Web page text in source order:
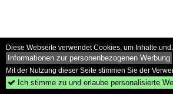
Diese Webseite verwendet Cookies, um Inhalte
Informationen zur personenbezogenen Werbung
Mit der Nutzung dieser Seite stimmen Sie der
 Ich stimme zu und erlaube personalisierte